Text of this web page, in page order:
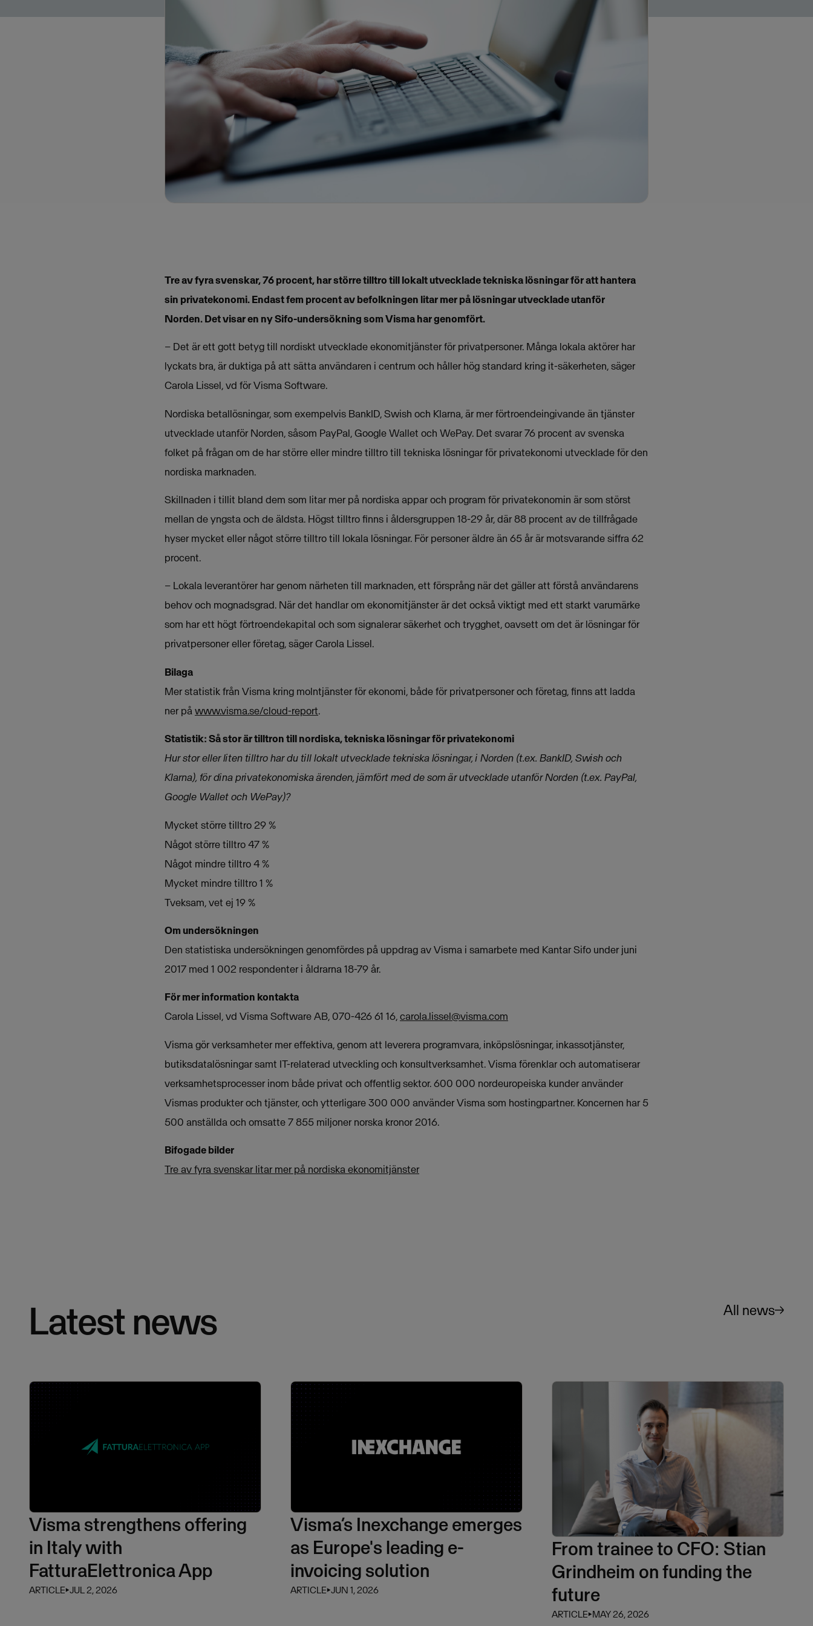
Tre av fyra svenskar, 76 procent, har större tilltro till lokalt utvecklade tekniska lösningar för att hantera
sin privatekonomi. Endast fem procent av befolkningen litar mer på lösningar utvecklade utanför
Norden. Det visar en ny Sifo-undersökning som Visma har genomfört.
– Det är ett gott betyg till nordiskt utvecklade ekonomitjänster för privatpersoner. Många lokala aktörer har
lyckats bra, är duktiga på att sätta användaren i centrum och håller hög standard kring it-säkerheten, säger
Carola Lissel, vd för Visma Software.
Nordiska betallösningar, som exempelvis BankID, Swish och Klarna, är mer förtroendeingivande än tjänster
utvecklade utanför Norden, såsom PayPal, Google Wallet och WePay. Det svarar 76 procent av svenska
folket på frågan om de har större eller mindre tilltro till tekniska lösningar för privatekonomi utvecklade för den
nordiska marknaden.
Skillnaden i tillit bland dem som litar mer på nordiska appar och program för privatekonomin är som störst
mellan de yngsta och de äldsta. Högst tilltro finns i åldersgruppen 18-29 år, där 88 procent av de tillfrågade
hyser mycket eller något större tilltro till lokala lösningar. För personer äldre än 65 år är motsvarande siffra 62
procent.
– Lokala leverantörer har genom närheten till marknaden, ett försprång när det gäller att förstå användarens
behov och mognadsgrad. När det handlar om ekonomitjänster är det också viktigt med ett starkt varumärke
som har ett högt förtroendekapital och som signalerar säkerhet och trygghet, oavsett om det är lösningar för
privatpersoner eller företag, säger Carola Lissel.
Bilaga
Mer statistik från Visma kring molntjänster för ekonomi, både för privatpersoner och företag, finns att ladda
ner påwww.visma.se/cloud-report.
Statistik: Så stor är tilltron till nordiska, tekniska lösningar för privatekonomi
Hur stor eller liten tilltro har du till lokalt utvecklade tekniska lösningar, i Norden (t.ex. BankID, Swish och
Klarna), för dina privatekonomiska ärenden, jämfört med de som är utvecklade utanför Norden (t.ex. PayPal,
Google Wallet och WePay)?
Mycket större tilltro 29 %
Något större tilltro 47 %
Något mindre tilltro 4 %
Mycket mindre tilltro 1 %
Tveksam, vet ej 19 %
Om undersökningen
Den statistiska undersökningen genomfördes på uppdrag av Visma i samarbete med Kantar Sifo under juni
2017 med 1 002 respondenter i åldrarna 18-79 år.
För mer information kontakta
Carola Lissel, vd Visma Software AB, 070-426 61 16,carola.lissel@visma.com
Visma gör verksamheter mer effektiva, genom att leverera programvara, inköpslösningar, inkassotjänster,
butiksdatalösningar samt IT-relaterad utveckling och konsultverksamhet. Visma förenklar och automatiserar
verksamhetsprocesser inom både privat och offentlig sektor. 600 000 nordeuropeiska kunder använder
Vismas produkter och tjänster, och ytterligare 300 000 använder Visma som hostingpartner. Koncernen har 5
500 anställda och omsatte 7 855 miljoner norska kronor 2016.
Bifogade bilder
Tre av fyra svenskar litar mer på nordiska ekonomitjänster
Latest news All news
Visma strengthens offering
in Italy with
FatturaElettronica App
ARTICLE⏵JUL 2, 2026
Visma’s Inexchange emerges
as Europe's leading e-
invoicing solution
ARTICLE⏵JUN 1, 2026
From trainee to CFO: Stian
Grindheim on funding the
future
ARTICLE⏵MAY 26, 2026